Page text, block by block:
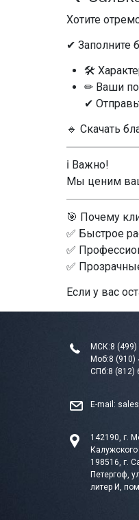
Хотите
✔ Заполните
🛠
✏ Ваши
✔
🔹 Скачать
ℹ Важно!
Мы ценим
🎯 Почему
✅ Быстрое
✅
✅
Если у вас
МСК:8 (499)
Моб:8 (910)
СПб:8 (812)
E-mail:
142190, г.
198516, г.
Петергоф,
литер И,